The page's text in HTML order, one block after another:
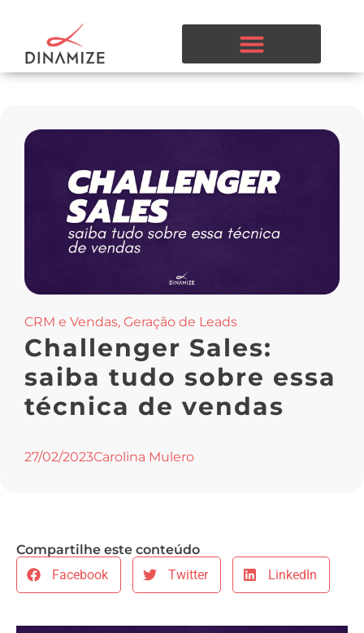
CRM e Vendas, Geração de Leads
Challenger Sales:
saiba tudo sobre essa
técnica de vendas
27/02/2023Carolina Mulero
Compartilhe este conteúdo
Facebook
Twitter LinkedIn